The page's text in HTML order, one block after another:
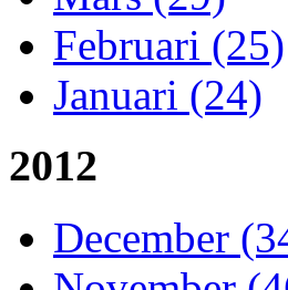
Februari (25)
Januari (24)
2012
December